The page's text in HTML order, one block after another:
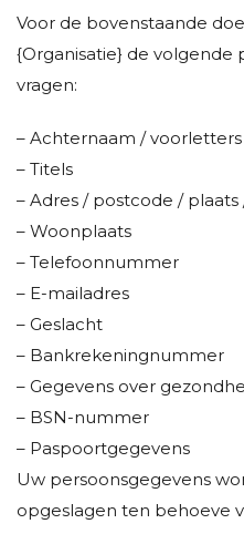
Voor de bovenstaande
{Organisatie} de volgende
vragen:
– Achternaam /
– Titels
– Adres / postcode / plaats
– Woonplaats
– Telefoonnummer
– E-mailadres
– Geslacht
– Bankrekeningnummer
– Gegevens over
– BSN-nummer
– Paspoortgegevens
Uw persoonsgegevens
opgeslagen ten behoeve